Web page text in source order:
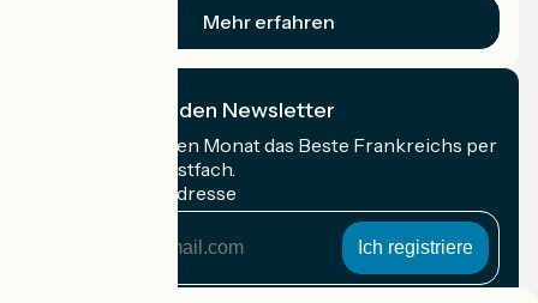
Mehr erfahren
Ich abonniere den Newsletter
Erhalten Sie jeden Monat das Beste Frankreichs per
Rad in Ihrem Postfach.
Meine E-Mail-Adresse